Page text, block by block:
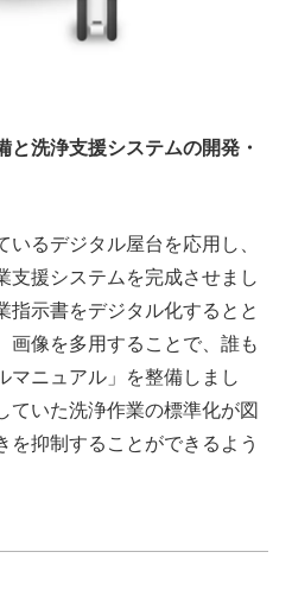
洗浄支援システムの開発・
るデジタル屋台を応用し、
支援システムを完成させまし
指示書をデジタル化するとと
画像を多用することで、誰も
マニュアル」を整備しまし
ていた洗浄作業の標準化が図
を抑制することができるよう